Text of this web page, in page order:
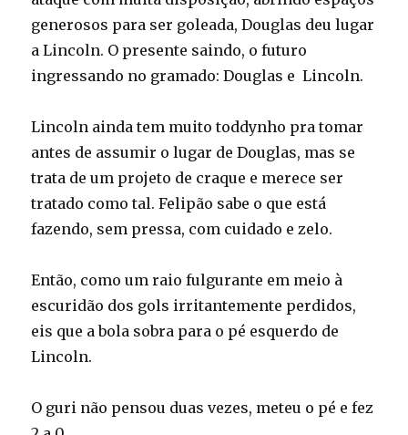
generosos para ser goleada, Douglas deu lugar
a Lincoln. O presente saindo, o futuro
ingressando no gramado: Douglas e Lincoln.
Lincoln ainda tem muito toddynho pra tomar
antes de assumir o lugar de Douglas, mas se
trata de um projeto de craque e merece ser
tratado como tal. Felipão sabe o que está
fazendo, sem pressa, com cuidado e zelo.
Então, como um raio fulgurante em meio à
escuridão dos gols irritantemente perdidos,
eis que a bola sobra para o pé esquerdo de
Lincoln.
O guri não pensou duas vezes, meteu o pé e fez